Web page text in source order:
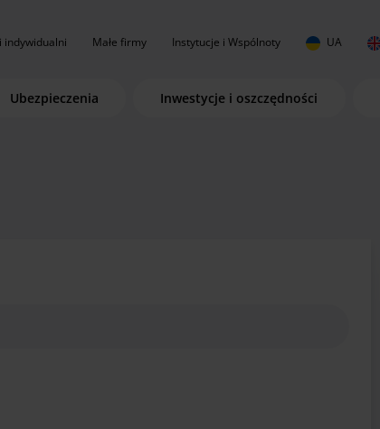
indywidualni Małe firmy Instytucje i Wspólnoty UA
Ubezpieczenia Inwestycje i oszczędności